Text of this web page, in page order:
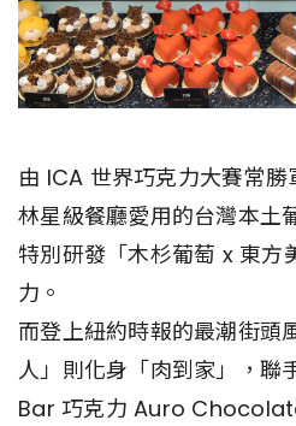
由 ICA 世界巧克力大賽常勝
林星級餐廳愛用的台灣本土
特別研發「木杉葡萄 x 東方
力。
而登上紐約時報的最潮街頭
人」則化身「肉到家」，聯
Bar 巧克力 Auro